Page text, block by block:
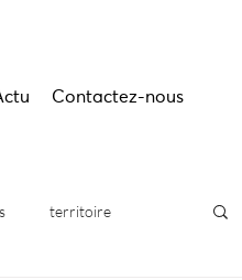
Contactez-nous
territoire